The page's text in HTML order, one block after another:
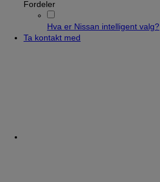
Fordeler
Hva er Nissan intelligent valg?
Ta kontakt med